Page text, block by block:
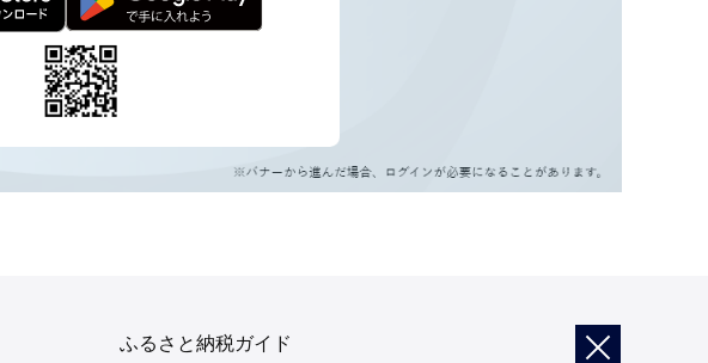
ふるさと納税ガイド